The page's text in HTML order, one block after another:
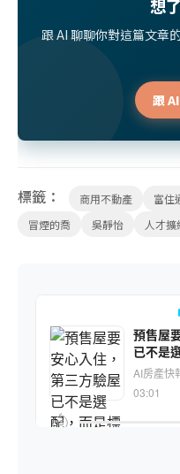
想
跟 AI 聊聊你對這篇文章
跟
標籤： 商用不動產 富住
冒煙的喬
吳靜怡 人才擴